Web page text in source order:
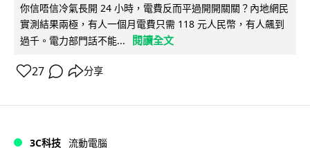
你信唔信冷氣長開 24 小時，電費反而平過開開關關？內地網民
實測結果兩極，有人一個月電費只需 118 元人民幣，有人飆到
過千。電力部門話不能...
閱讀全文
27 分享
3C科技 流動電腦